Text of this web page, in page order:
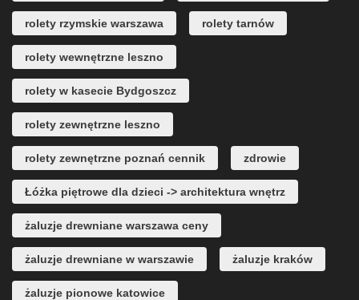
rolety rzymskie warszawa rolety tarnów
rolety wewnętrzne leszno
rolety w kasecie Bydgoszcz
rolety zewnętrzne leszno
rolety zewnętrzne poznań cennik zdrowie
Łóżka piętrowe dla dzieci -> architektura wnętrz
żaluzje drewniane warszawa ceny
żaluzje drewniane w warszawie żaluzje kraków
żaluzje pionowe katowice